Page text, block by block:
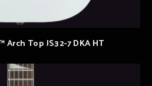
Arch Top JS32-7 DKA HT